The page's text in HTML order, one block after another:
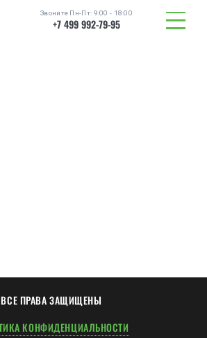
Звоните Пн-Пт: 9:00 - 18:00
+7 499 992-79-95
ВСЕ ПРАВА ЗАЩИЩЕНЫ
КОНФИДЕНЦИАЛЬНОСТИ